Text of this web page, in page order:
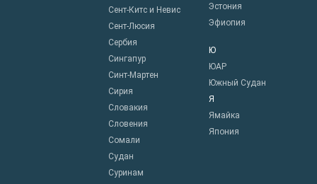
Сент-Китс и Невис
Сент-Люсия
Сербия
Сингапур
Синт-Мартен
Сирия
Словакия
Словения
Сомали
Судан
Суринам
Эстония
Эфиопия
Ю
ЮАР
Южный Судан
Я
Ямайка
Япония